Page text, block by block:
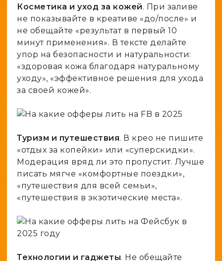
Косметика и уход за кожей. При заливе
не показывайте в креативе «до/после» и
не обещайте «результат в первый 10
минут применения». В тексте делайте
упор на безопасности и натуральности:
«здоровая кожа благодаря натуральному
уходу», «эффективное решения для ухода
за своей кожей».
Туризм и путешествия. В крео не пишите
«отдых за копейки» или «суперскидки».
Модерация вряд ли это пропустит. Лучше
писать мягче «комфортные поездки»,
«путешествия для всей семьи»,
«путешествия в экзотические места».
Технологии и гаджеты. Не обещайте